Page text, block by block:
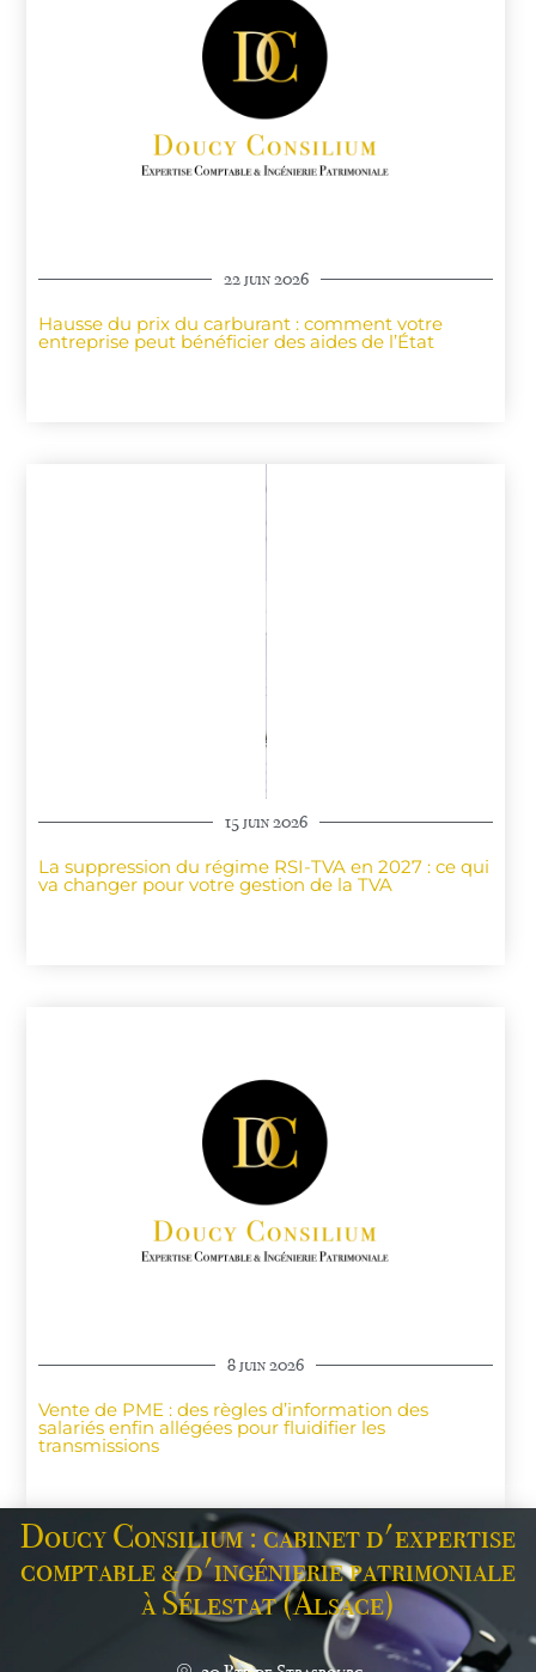
22 juin 2026
Hausse du prix du carburant : comment votre
entreprise peut bénéficier des aides de l’État
15 juin 2026
La suppression du régime RSI-TVA en 2027 : ce qui
va changer pour votre gestion de la TVA
8 juin 2026
Vente de PME : des règles d’information des
salariés enfin allégées pour fluidifier les
transmissions
Doucy Consilium : cabinet d'expertise
comptable & d'ingénierie patrimoniale
à Sélestat (Alsace)